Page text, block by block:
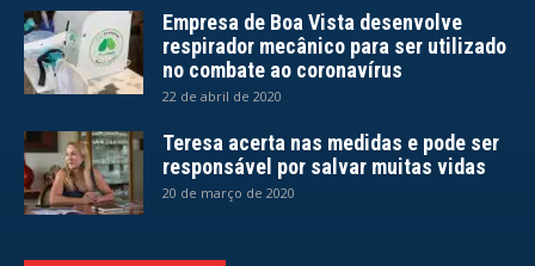
Empresa de Boa Vista desenvolve
respirador mecânico para ser utilizado
no combate ao coronavírus
22 de abril de 2020
Teresa acerta nas medidas e pode ser
responsável por salvar muitas vidas
20 de março de 2020